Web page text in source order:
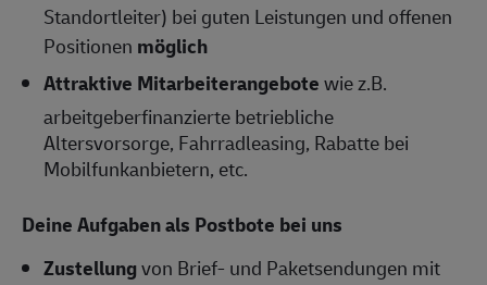
Standortleiter) bei guten Leistungen und offenen
Positionen möglich
Attraktive Mitarbeiterangebotewie z.B.
arbeitgeberfinanzierte betriebliche
Altersvorsorge, Fahrradleasing, Rabatte bei
Mobilfunkanbietern, etc.
Deine Aufgaben als Postbote bei uns
Zustellungvon Brief- und Paketsendungen mit